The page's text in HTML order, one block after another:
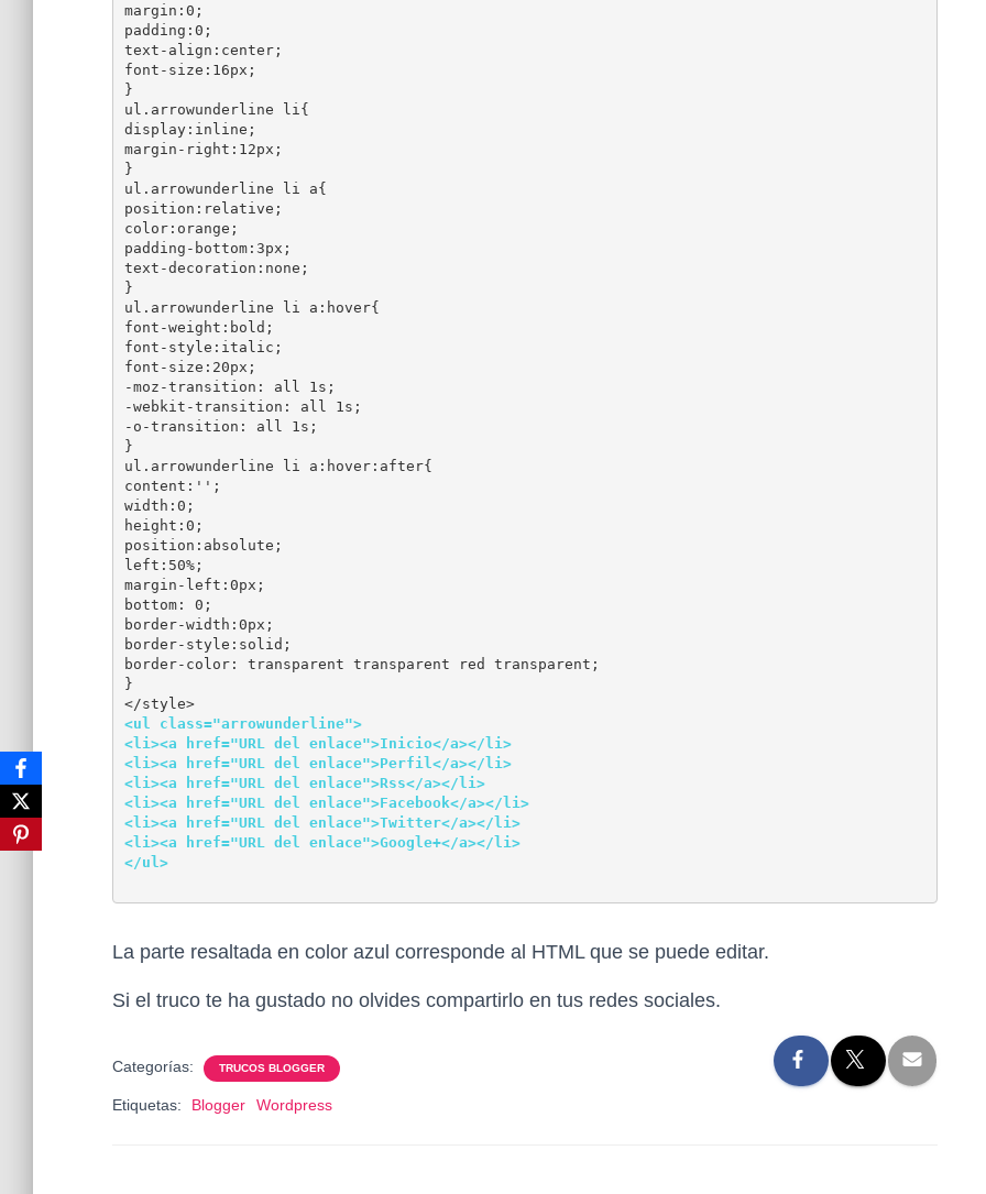
margin:0;
padding:0;
text-align:center;
font-size:16px;
}
ul.arrowunderline li{
display:inline;
margin-right:12px;
}
ul.arrowunderline li a{
position:relative;
color:orange;
padding-bottom:3px;
text-decoration:none;
}
ul.arrowunderline li a:hover{
font-weight:bold;
font-style:italic;
font-size:20px;
-moz-transition: all 1s;
-webkit-transition: all 1s;
-o-transition: all 1s;
}
ul.arrowunderline li a:hover:after{
content:'';
width:0;
height:0;
position:absolute;
left:50%;
margin-left:0px;
bottom: 0;
border-width:0px;
border-style:solid;
border-color: transparent transparent red transparent;
}
</style>
<ul class="arrowunderline">
<li><a href="URL del enlace">Inicio</a></li>
<li><a href="URL del enlace">Perfil</a></li>
<li><a href="URL del enlace">Rss</a></li>
<li><a href="URL del enlace">Facebook</a></li>
<li><a href="URL del enlace">Twitter</a></li>
<li><a href="URL del enlace">Google+</a></li>
</ul>
La parte resaltada en color azul corresponde al HTML que se puede editar.
Si el truco te ha gustado no olvides compartirlo en tus redes sociales.
Categorías: TRUCOS BLOGGER
Etiquetas: Blogger Wordpress